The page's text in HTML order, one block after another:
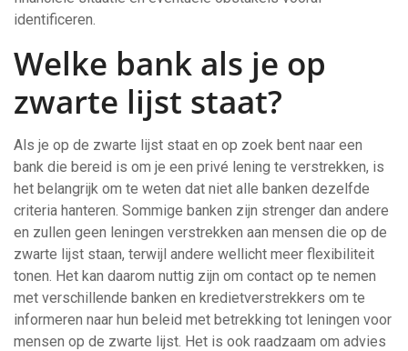
identificeren.
Welke bank als je op
zwarte lijst staat?
Als je op de zwarte lijst staat en op zoek bent naar een
bank die bereid is om je een privé lening te verstrekken, is
het belangrijk om te weten dat niet alle banken dezelfde
criteria hanteren. Sommige banken zijn strenger dan andere
en zullen geen leningen verstrekken aan mensen die op de
zwarte lijst staan, terwijl andere wellicht meer flexibiliteit
tonen. Het kan daarom nuttig zijn om contact op te nemen
met verschillende banken en kredietverstrekkers om te
informeren naar hun beleid met betrekking tot leningen voor
mensen op de zwarte lijst. Het is ook raadzaam om advies